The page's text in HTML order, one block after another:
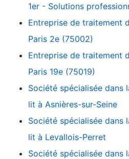
1er - Solutions
Entreprise de traitement
Paris 2e (75002)
Entreprise de traitement
Paris 19e (75019)
Société spécialisée dans
lit à Asnières-sur-Seine
Société spécialisée dans
lit à Levallois-Perret
Société spécialisée dans